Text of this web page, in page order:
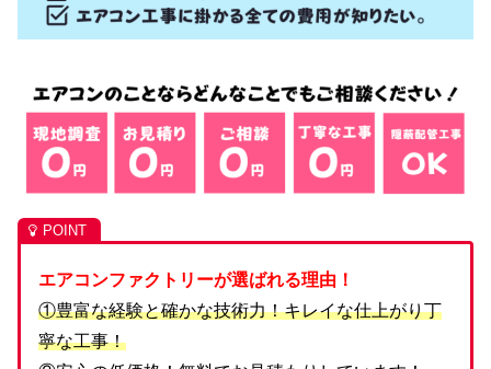
エアコンファクトリーが選ばれる理由！
①豊富な経験と確かな技術力！キレイな仕上がり丁
寧な工事！